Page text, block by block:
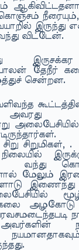
நீரையும்,
இருந்து
விட்டேன்.
பாலன் தேநீர்
சென்றன.
அவரது
சிறுமிகள்,
மேலும்
அழகோடு